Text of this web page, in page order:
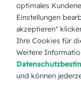
optimales
Einstellungen
akzeptieren"
Ihre Cookies für
Weitere
und können